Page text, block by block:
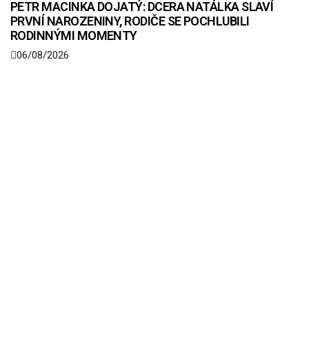
PETR MACINKA DOJATÝ: DCERA NATÁLKA SLAVÍ
PRVNÍ NAROZENINY, RODIČE SE POCHLUBILI
RODINNÝMI MOMENTY
06/08/2026